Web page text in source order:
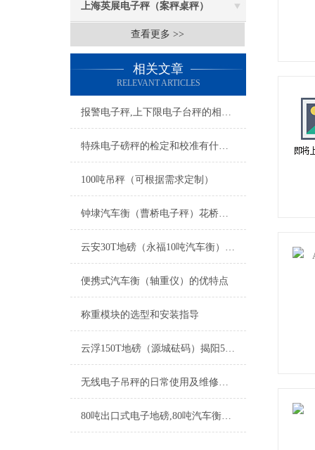
上海英展电子秤（案秤桌秤）
查看更多 >>
相关文章
RELEVANT ARTICLES
报警电子秤,上下限电子台秤的相关资料及参数
特殊电子磅秤的检定和校准有什么区别
100吨吊秤（可根据需求定制）
钟埭汽车衡（曹桥电子秤）花桥防爆秤）海盐便携式地磅维修
云安30T地磅（永福10吨汽车衡）兴宁15T吊秤）合浦道闸汽车衡维修
便携式汽车衡（轴重仪）的优特点
称重模块的选型和安装指导
云浮150T地磅（源城砝码）揭阳5T吊秤）道闸刷卡称重自动汽车衡维修
无线电子吊秤的日常使用及维修保养
80吨出口式电子地磅,80吨汽车衡出口到外蒙古